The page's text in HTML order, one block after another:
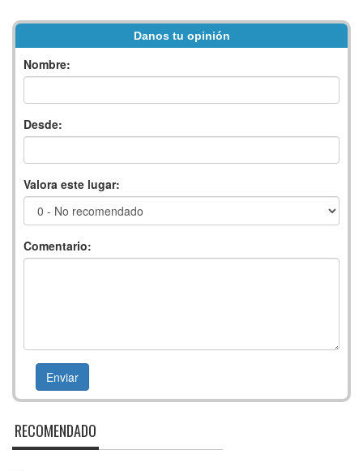
Danos tu opinión
Nombre:
Desde:
Valora este lugar:
Comentario:
RECOMENDADO